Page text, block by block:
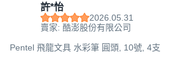
許*怡
2026.05.31
賣家: 酷澎股份有限公司
Pentel 飛龍文具 水彩筆 圓頭, 10號, 4支